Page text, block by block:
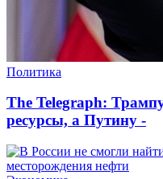
Политика
The Telegraph:
ресурсы, а Путину -